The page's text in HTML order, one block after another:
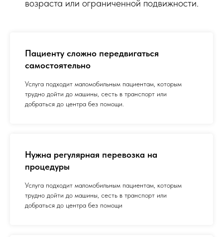
возраста или ограниченной подвижности.
Пациенту сложно передвигаться
самостоятельно
Услуга подходит маломобильным пациентам, которым
трудно дойти до машины, сесть в транспорт или
добраться до центра без помощи.
Нужна регулярная перевозка на
процедуры
Услуга подходит маломобильным пациентам, которым
трудно дойти до машины, сесть в транспорт или
добраться до центра без помощи